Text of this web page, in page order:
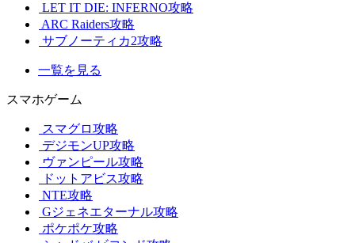
LET IT DIE: INFERNO攻略
ARC Raiders攻略
サブノーティカ2攻略
一覧を見る
スマホゲーム
スマグロ攻略
デジモンUP攻略
ヴァンピール攻略
ドットアビス攻略
NTE攻略
Gジェネエターナル攻略
ポケポケ攻略